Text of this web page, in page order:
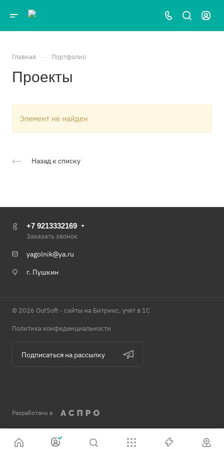
Главная — Портфолио
Проекты
Элемент не найден
Назад к списку
+7 9213332169
Заказать звонок
yagolnik@ya.ru
г. Пушкин
© 2026 OutSoft - сайты на Битрикс, учёт в 1С
Политика конфиденциальности
Подписаться на рассылку
Разработано в